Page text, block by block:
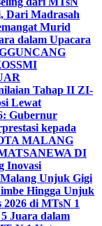
Dari Madrasah
Murid
dalam Upacara
Tahap II ZI-
Lewat
Gubernur
kepada
MALANG
DI
Inovasi
Unjuk Gigi
Hingga Unjuk
di MTsN 1
Juara dalam